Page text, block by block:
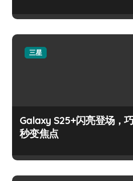
三星
Galaxy S25+闪亮登场，
秒变焦点